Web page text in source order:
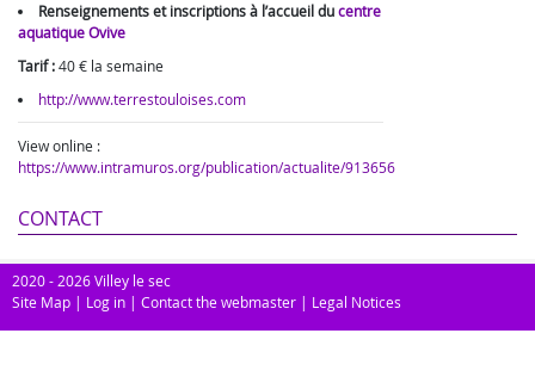
Renseignements et inscriptions à l’accueil ducentre
aquatique Ovive
Tarif :40 € la semaine
http://www.terrestouloises.com
View online :
https://www.intramuros.org/publication/actualite/913656
CONTACT
2020 - 2026 Villey le sec
Site Map | Log in | Contact the webmaster | Legal Notices